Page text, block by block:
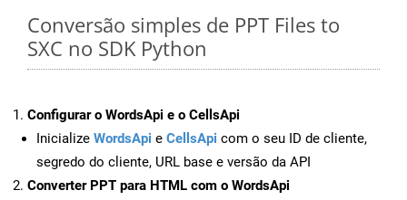
Conversão simples de PPT Files to
SXC no SDK Python
Configurar o WordsApi e o CellsApi
Inicialize WordsApi e CellsApi com o seu ID de cliente,
segredo do cliente, URL base e versão da API
Converter PPT para HTML com o WordsApi